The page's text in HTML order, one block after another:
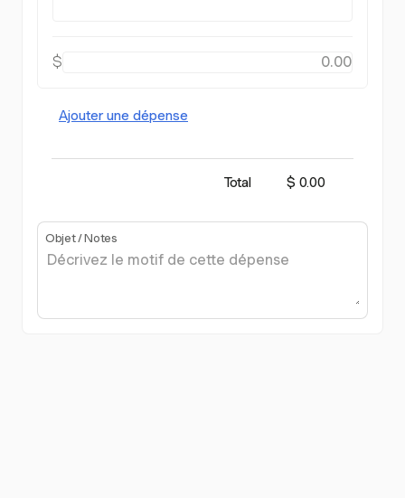
$
Ajouter une dépense
Total $ 0.00
Objet / Notes